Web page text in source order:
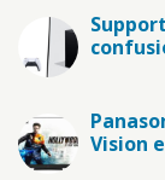
Vision